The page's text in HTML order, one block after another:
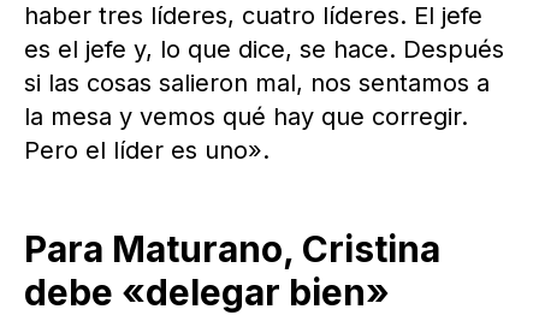
haber tres líderes, cuatro líderes. El jefe
es el jefe y, lo que dice, se hace. Después
si las cosas salieron mal, nos sentamos a
la mesa y vemos qué hay que corregir.
Pero el líder es uno».
Para Maturano, Cristina
debe «delegar bien»